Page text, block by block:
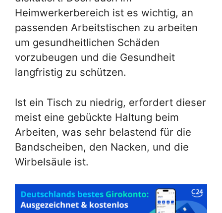
Heimwerkerbereich ist es wichtig, an
passenden Arbeitstischen zu arbeiten
um gesundheitlichen Schäden
vorzubeugen und die Gesundheit
langfristig zu schützen.
Ist ein Tisch zu niedrig, erfordert dieser
meist eine gebückte Haltung beim
Arbeiten, was sehr belastend für die
Bandscheiben, den Nacken, und die
Wirbelsäule ist.